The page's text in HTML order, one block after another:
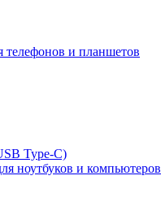
телефонов и планшетов
Type-C)
ноутбуков и компьютеров